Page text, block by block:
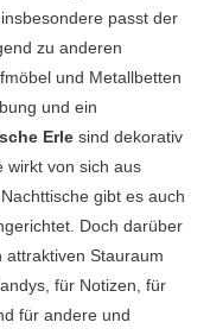
passt der
zu anderen
und Metallbetten
und ein
Erle sind dekorativ
wirkt von sich aus
gibt es auch
Doch darüber
attraktiven Stauraum
für Notizen, für
für andere und